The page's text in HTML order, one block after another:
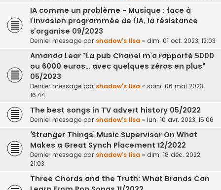
IA comme un problème - Musique : face à
l’invasion programmée de l’IA, la résistance
s’organise 09/2023
Dernier message par shadow's lisa « dim. 01 oct. 2023, 12:03
Amanda Lear "La pub Chanel m’a rapporté 5000
ou 6000 euros… avec quelques zéros en plus"
05/2023
Dernier message par shadow's lisa « sam. 06 mai 2023,
16:44
The best songs in TV advert history 05/2022
Dernier message par shadow's lisa « lun. 10 avr. 2023, 15:06
‘Stranger Things’ Music Supervisor On What
Makes a Great Synch Placement 12/2022
Dernier message par shadow's lisa « dim. 18 déc. 2022,
21:03
Three Chords and the Truth: What Brands Can